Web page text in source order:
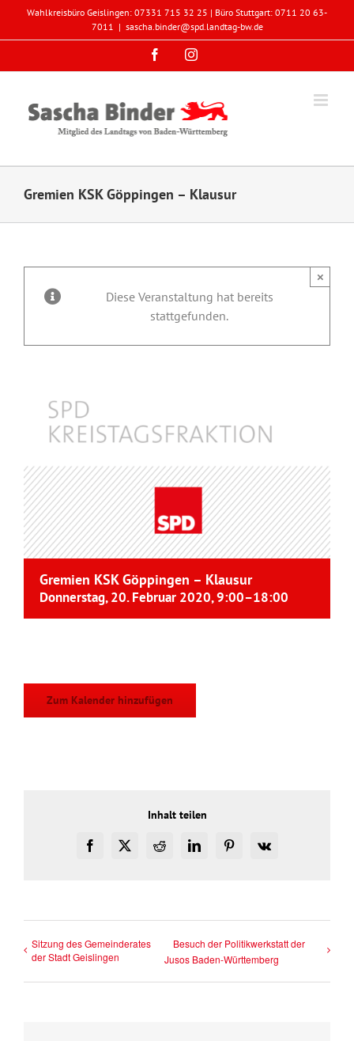
Wahlkreisbüro Geislingen: 07331 715 32 25 | Büro Stuttgart: 0711 20 63-
7011 | sascha.binder@spd.landtag-bw.de
FacebookInstagram
Gremien KSK Göppingen – Klausur
Diese Veranstaltung hat bereits
stattgefunden.
×
Gremien KSK Göppingen – Klausur
Donnerstag, 20. Februar 2020, 9:00–18:00
Zum Kalender hinzufügen
Inhalt teilen
Facebook
X RedditLinkedInPinterest
Vk
Sitzung des Gemeinderates
der Stadt Geislingen
Besuch der Politikwerkstatt der
Jusos Baden-Württemberg